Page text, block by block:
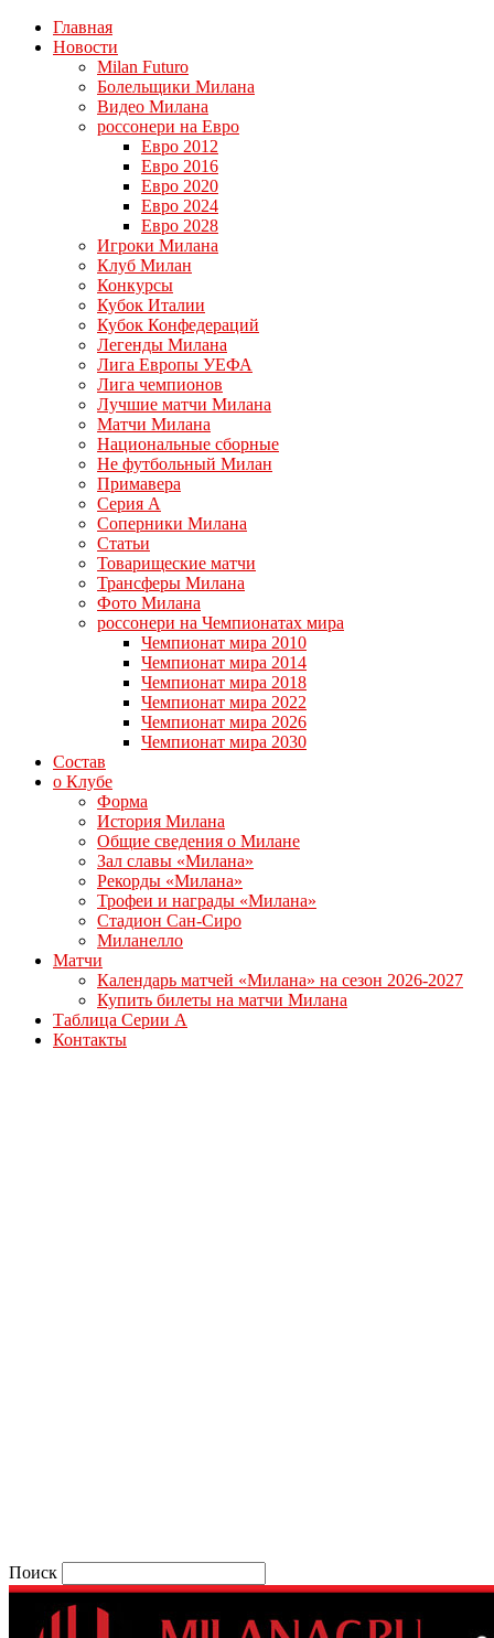
Главная
Новости
Milan Futuro
Болельщики Милана
Видео Милана
россонери на Евро
Евро 2012
Евро 2016
Евро 2020
Евро 2024
Евро 2028
Игроки Милана
Клуб Милан
Конкурсы
Кубок Италии
Кубок Конфедераций
Легенды Милана
Лига Европы УЕФА
Лига чемпионов
Лучшие матчи Милана
Матчи Милана
Национальные сборные
Не футбольный Милан
Примавера
Серия А
Соперники Милана
Статьи
Товарищеские матчи
Трансферы Милана
Фото Милана
россонери на Чемпионатах мира
Чемпионат мира 2010
Чемпионат мира 2014
Чемпионат мира 2018
Чемпионат мира 2022
Чемпионат мира 2026
Чемпионат мира 2030
Состав
о Клубе
Форма
История Милана
Общие сведения о Милане
Зал славы «Милана»
Рекорды «Милана»
Трофеи и награды «Милана»
Стадион Сан-Сиро
Миланелло
Матчи
Календарь матчей «Милана» на сезон 2026-2027
Купить билеты на матчи Милана
Таблица Серии А
Контакты
Поиск